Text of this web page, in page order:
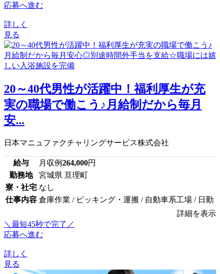
応募へ進む
詳しく
見る
20～40代男性が活躍中！福利厚生が充
実の職場で働こう♪月給制だから毎月
安...
日本マニュファクチャリングサービス株式会社
給与 月収例264,000円
勤務地
宮城県 亘理町
寮・社宅 なし
仕事内容 倉庫作業 / ピッキング・運搬 / 自動車系工場 / 日勤
詳細を表示
＼最短45秒で完了／
応募へ進む
詳しく
見る